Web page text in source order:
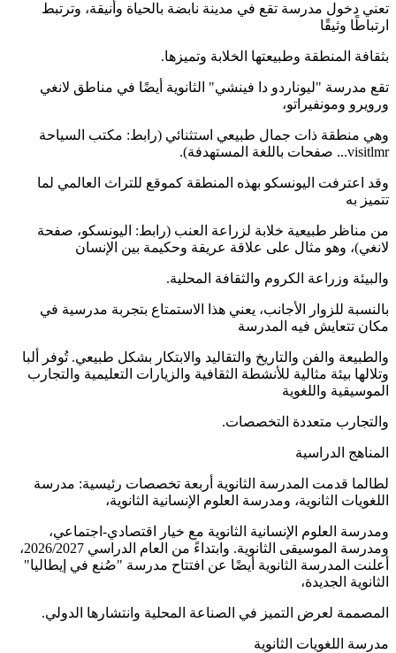
تعني دخول مدرسة تقع في مدينة نابضة بالحياة وأنيقة، وترتبط
ارتباطًا وثيقًا
بثقافة المنطقة وطبيعتها الخلابة وتميزها.
تقع مدرسة "ليوناردو دا فينشي" الثانوية أيضًا في مناطق لانغي
ورويرو ومونفيراتو،
وهي منطقة ذات جمال طبيعي استثنائي (رابط: مكتب السياحة
visitlmr... صفحات باللغة المستهدفة).
وقد اعترفت اليونسكو بهذه المنطقة كموقع للتراث العالمي لما
تتميز به
من مناظر طبيعية خلابة لزراعة العنب (رابط: اليونسكو، صفحة
لانغي)، وهو مثال على علاقة عريقة وحكيمة بين الإنسان
والبيئة وزراعة الكروم والثقافة المحلية.
بالنسبة للزوار الأجانب، يعني هذا الاستمتاع بتجربة مدرسية في
مكان تتعايش فيه المدرسة
والطبيعة والفن والتاريخ والتقاليد والابتكار بشكل طبيعي. تُوفر ألبا
وتلالها بيئة مثالية للأنشطة الثقافية والزيارات التعليمية والتجارب
الموسيقية واللغوية
والتجارب متعددة التخصصات.
المناهج الدراسية
لطالما قدمت المدرسة الثانوية أربعة تخصصات رئيسية: مدرسة
اللغويات الثانوية، ومدرسة العلوم الإنسانية الثانوية،
ومدرسة العلوم الإنسانية الثانوية مع خيار اقتصادي-اجتماعي،
ومدرسة الموسيقى الثانوية. وابتداءً من العام الدراسي 2026/2027،
أعلنت المدرسة الثانوية أيضًا عن افتتاح مدرسة "صُنع في إيطاليا"
الثانوية الجديدة،
المصممة لعرض التميز في الصناعة المحلية وانتشارها الدولي.
مدرسة اللغويات الثانوية